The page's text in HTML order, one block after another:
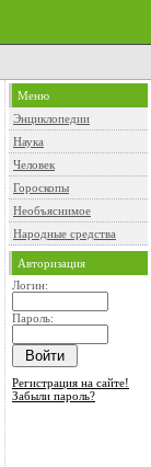
Меню
Энциклопедии
Наука
Человек
Гороскопы
Необъяснимое
Народные средства
Авторизация
Логин:
Пароль:
Регистрация на сайте!
Забыли пароль?